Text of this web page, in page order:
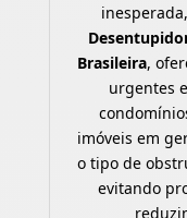
Brasileira,
urgentes
imóveis em
o tipo de
evitando